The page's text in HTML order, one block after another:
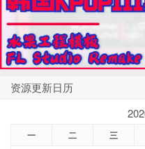
资源更新日历
一 二 三